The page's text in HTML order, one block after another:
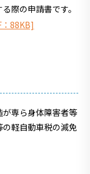
際の申請書です。
88KB]
専ら身体障害者等
軽自動車税の減免